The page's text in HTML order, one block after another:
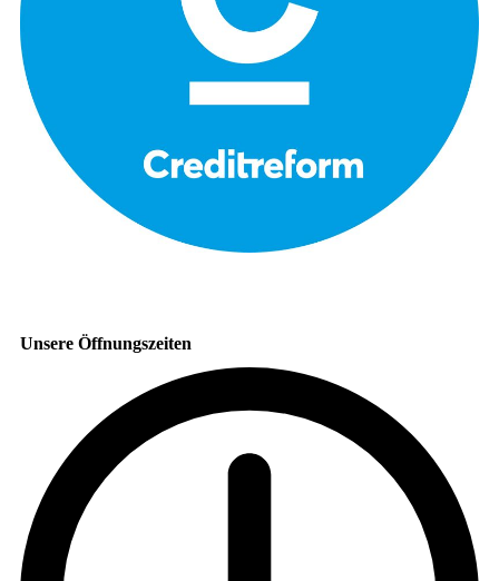
Unsere Öffnungszeiten